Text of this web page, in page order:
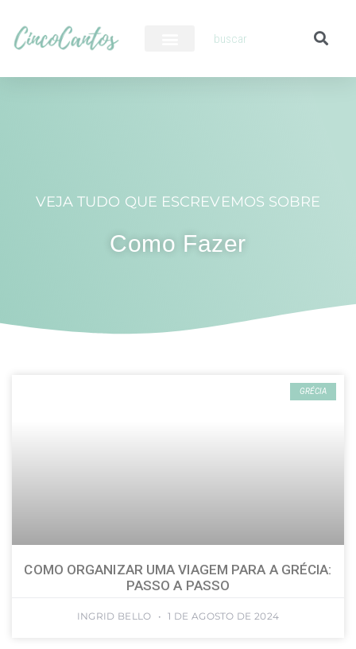
VEJA TUDO QUE ESCREVEMOS SOBRE
Como Fazer
GRÉCIA
COMO ORGANIZAR UMA VIAGEM PARA A GRÉCIA:
PASSO A PASSO
INGRID BELLO 1 DE AGOSTO DE 2024